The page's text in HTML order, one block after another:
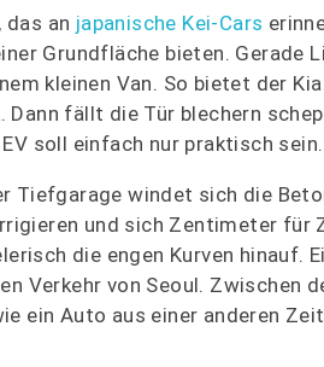
das an japanische Kei-Cars
Grundfläche bieten. Gerade
kleinen Van. So bietet der
fällt die Tür blechern
soll einfach nur praktisch sein.
windet sich die
und sich Zentimeter für
die engen Kurven hinauf.
Verkehr von Seoul. Zwischen
ein Auto aus einer anderen